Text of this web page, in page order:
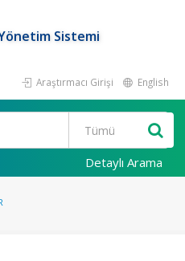
Sistemi
Araştırmacı Girişi English
Detaylı Arama